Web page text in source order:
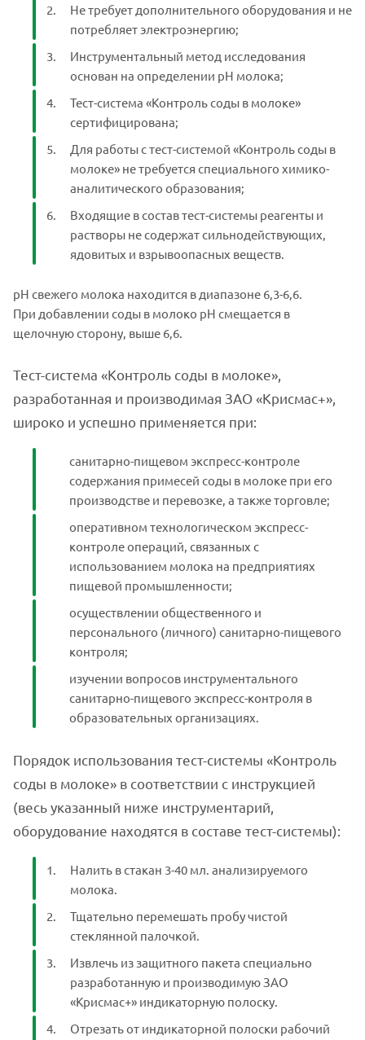
Не требует дополнительного оборудования и не
потребляет электроэнергию;
Инструментальный метод исследования
основан на определении рН молока;
Тест-система «Контроль соды в молоке»
сертифицирована;
Для работы с тест-системой «Контроль соды в
молоке» не требуется специального химико-
аналитического образования;
Входящие в состав тест-системы реагенты и
растворы не содержат сильнодействующих,
ядовитых и взрывоопасных веществ.
рН свежего молока находится в диапазоне 6,3-6,6.
При добавлении соды в молоко рН смещается в
щелочную сторону, выше 6,6.
Тест-система «Контроль соды в молоке»,
разработанная и производимая ЗАО «Крисмас+»,
широко и успешно применяется при:
санитарно-пищевом экспресс-контроле
содержания примесей соды в молоке при его
производстве и перевозке, а также торговле;
оперативном технологическом экспресс-
контроле операций, связанных с
использованием молока на предприятиях
пищевой промышленности;
осуществлении общественного и
персонального (личного) санитарно-пищевого
контроля;
изучении вопросов инструментального
санитарно-пищевого экспресс-контроля в
образовательных организациях.
Порядок использования тест-системы «Контроль
соды в молоке» в соответствии с инструкцией
(весь указанный ниже инструментарий,
оборудование находятся в составе тест-системы):
Налить в стакан 3-40 мл. анализируемого
молока.
Тщательно перемешать пробу чистой
стеклянной палочкой.
Извлечь из защитного пакета специально
разработанную и производимую ЗАО
«Крисмас+» индикаторную полоску.
Отрезать от индикаторной полоски рабочий